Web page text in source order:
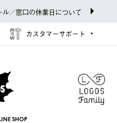
／窓口の休業日について
カスタマーサポート
SHOP